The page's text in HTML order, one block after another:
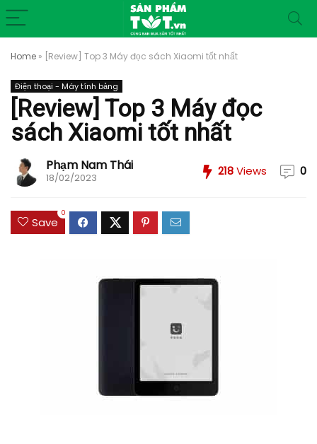
Home » [Review] Top 3 Máy đọc sách Xiaomi tốt nhất
Điện thoại - Máy tính bảng
[Review] Top 3 Máy đọc
sách Xiaomi tốt nhất
Phạm Nam Thái
18/02/2023 218Views 0
Save
0